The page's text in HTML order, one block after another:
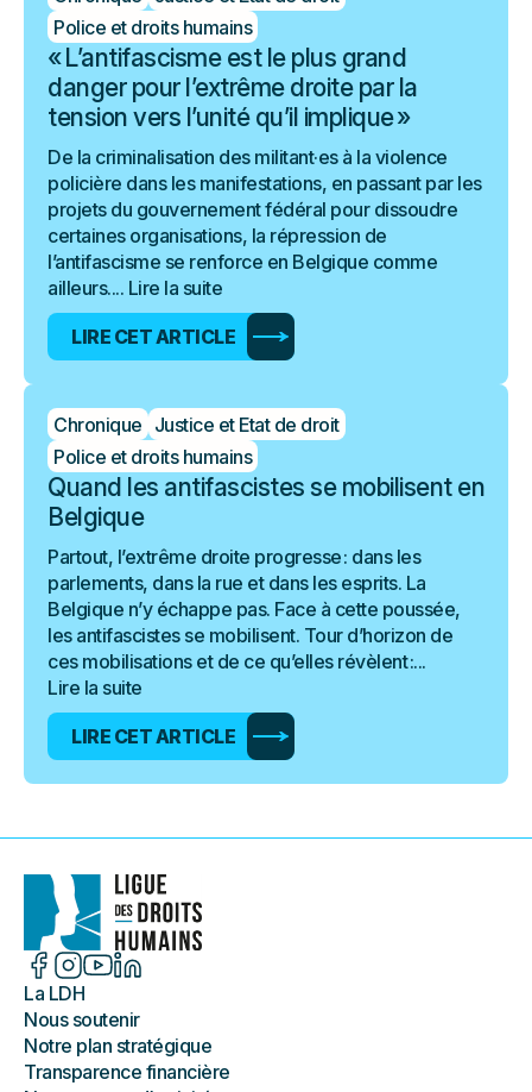
Police et droits humains
« L’antifascisme est le plus grand
danger pour l’extrême droite par la
tension vers l’unité qu’il implique »
De la criminalisation des militant·es à la violence
policière dans les manifestations, en passant par les
projets du gouvernement fédéral pour dissoudre
certaines organisations, la répression de
l’antifascisme se renforce en Belgique comme
ailleurs.... Lire la suite
LIRE CET ARTICLE
Chronique Justice et Etat de droit
Police et droits humains
Quand les antifascistes se mobilisent en
Belgique
Partout, l’extrême droite progresse : dans les
parlements, dans la rue et dans les esprits. La
Belgique n’y échappe pas. Face à cette poussée,
les antifascistes se mobilisent. Tour d’horizon de
ces mobilisations et de ce qu’elles révèlent :...
Lire la suite
LIRE CET ARTICLE
La LDH
Nous soutenir
Notre plan stratégique
Transparence financière